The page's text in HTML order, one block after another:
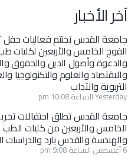
آخر الأخبار
جامعة القدس تختتم فعاليات حفل
الفوج الخامس والأربعين لكليات
والدعوة وأصول الدين والحقوق
والاقتصاد والعلوم والتكنولوجيا
التربوية والآداب
Yesterday الساعة 10:08 pm
جامعة القدس تطلق احتفالات
الخامس والأربعين من كليات الطب
والهندسة والقدس بارد والدراسات
6 أغسطس الساعة 9:08 pm